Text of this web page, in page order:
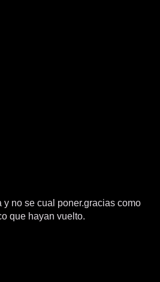
no se cual poner.gracias como
que hayan vuelto.